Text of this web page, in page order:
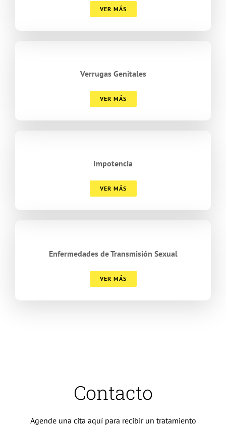
VER MÁS
Verrugas Genitales
VER MÁS
Impotencia
VER MÁS
Enfermedades de Transmisión Sexual
VER MÁS
Contacto
Agende una cita aquí para recibir un tratamiento